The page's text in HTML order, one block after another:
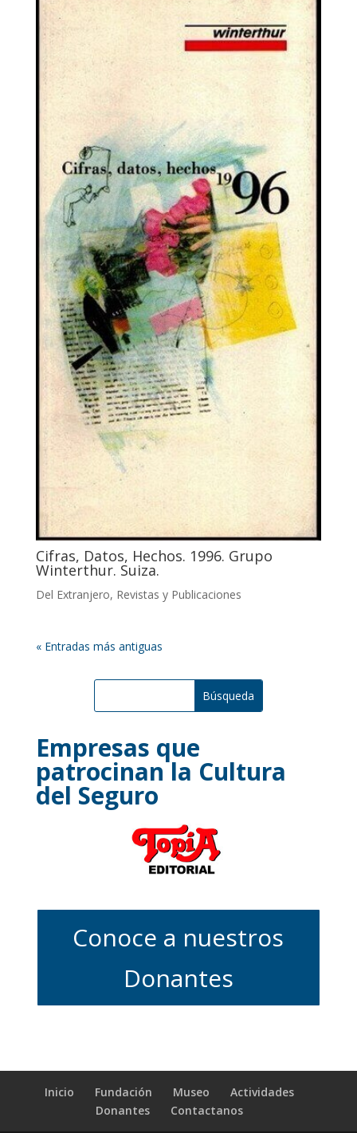
Cifras, Datos, Hechos. 1996. Grupo
Winterthur. Suiza.
Del Extranjero, Revistas y Publicaciones
« Entradas más antiguas
Empresas que
patrocinan la Cultura
del Seguro
Conoce a nuestros
Donantes
Inicio Fundación Museo
Actividades
Donantes
Contactanos